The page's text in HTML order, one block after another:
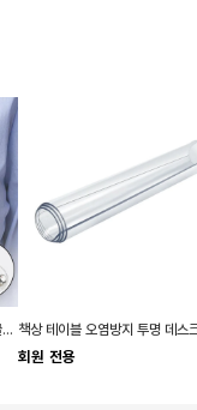
마그네틱 안경걸이 브로치 옷핀 선글라스클립 홀더
회원 전용